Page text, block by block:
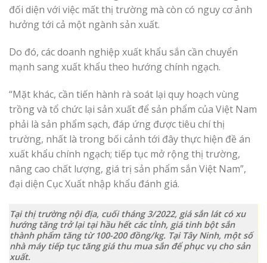
đối diện với việc mất thị trường mà còn có nguy cơ ảnh
hưởng tới cả một ngành sản xuất.
Do đó, các doanh nghiệp xuất khẩu sắn cần chuyển
mạnh sang xuất khẩu theo hướng chính ngạch.
“Mặt khác, cần tiến hành rà soát lại quy hoạch vùng
trồng và tổ chức lại sản xuất để sản phẩm của Việt Nam
phải là sản phẩm sạch, đáp ứng được tiêu chí thị
trường, nhất là trong bối cảnh tới đây thực hiện đề án
xuất khẩu chính ngạch; tiếp tục mở rộng thị trường,
nâng cao chất lượng, giá trị sản phẩm sắn Việt Nam”,
đại diện Cục Xuất nhập khẩu đánh giá.
Tại thị trường nội địa, cuối tháng 3/2022, giá sắn lát có xu
hướng tăng trở lại tại hầu hết các tỉnh, giá tinh bột sắn
thành phẩm tăng từ 100-200 đồng/kg. Tại Tây Ninh, một số
nhà máy tiếp tục tăng giá thu mua sắn để phục vụ cho sản
xuất.